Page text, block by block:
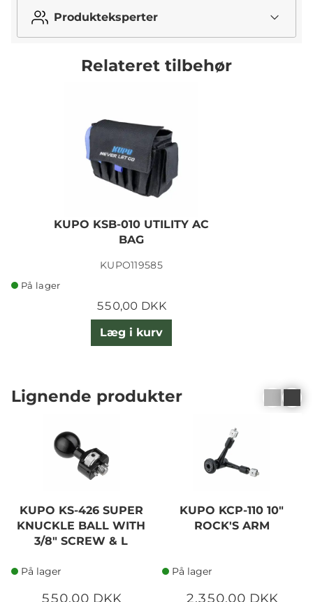
Produkteksperter
Relateret tilbehør
KUPO KSB-010 UTILITY AC
BAG
KUPO119585
På lager
550,00 DKK
Læg i kurv
Lignende produkter
KUPO KS-426 SUPER
KNUCKLE BALL WITH
3/8" SCREW & L
På lager
550,00 DKK
KUPO KCP-110 10"
ROCK'S ARM
På lager
2.350,00 DKK